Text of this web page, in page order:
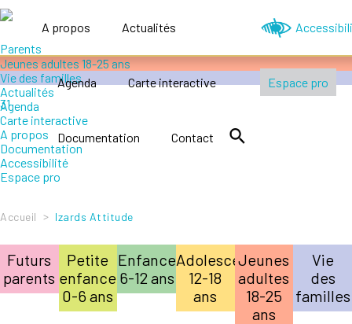
A propos Actualités
Agenda Carte interactive
Documentation Contact
Espace pro
Accompagner le handicap
Petite enfance 0-6 ans
Enfance 6-12 ans
Adolescence 12-18 ans
Jeunes adultes 18-25 ans
Vie des familles
Actualités
Agenda
Carte interactive
A propos
Documentation
Accessibilité
Espace pro
Accueil > Izards Attitude
Futurs
parents
Petite
enfance
0-6 ans
Enfance
6-12 ans
Adolescence
12-18
ans
Jeunes
adultes
18-25
ans
Vie
des
familles